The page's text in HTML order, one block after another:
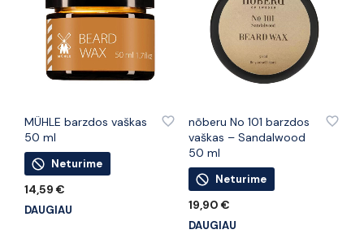
MÜHLE barzdos vaškas
50 ml
Neturime
14,59 €
DAUGIAU
nõberu No 101 barzdos
vaškas – Sandalwood
50 ml
Neturime
19,90 €
DAUGIAU